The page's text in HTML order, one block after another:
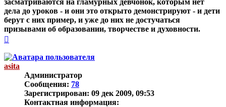
засматриваются на гламурных девчонок, которым нет
дела до уроков - и они это открыто демонстрируют - и дети
берут с них пример, и уже до них не достучаться
призывами об образовании, творчестве и духовности.
началу
asita
Администратор
Сообщения: 78
Зарегистрирован: 09 дек 2009, 09:53
Контактная информация: